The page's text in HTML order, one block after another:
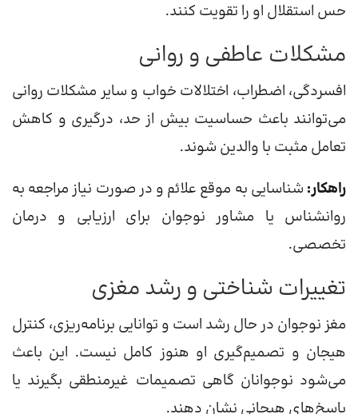
حس استقلال او را تقویت کنند.
مشکلات عاطفی و روانی
افسردگی، اضطراب، اختلالات خواب و سایر مشکلات روانی
می‌توانند باعث حساسیت بیش از حد، درگیری و کاهش
تعامل مثبت با والدین شوند.
راهکار: شناسایی به موقع علائم و در صورت نیاز مراجعه به
روانشناس یا مشاور نوجوان برای ارزیابی و درمان
تخصصی.
تغییرات شناختی و رشد مغزی
مغز نوجوان در حال رشد است و توانایی برنامه‌ریزی، کنترل
هیجان و تصمیم‌گیری او هنوز کامل نیست. این باعث
می‌شود نوجوانان گاهی تصمیمات غیرمنطقی بگیرند یا
پاسخ‌های هیجانی نشان دهند.